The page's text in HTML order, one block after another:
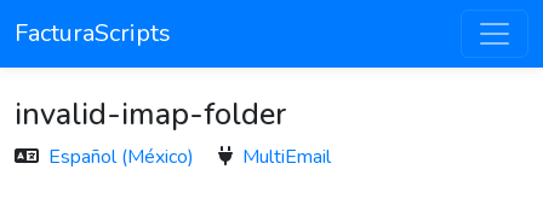
FacturaScripts
invalid-imap-folder
Español (México) MultiEmail